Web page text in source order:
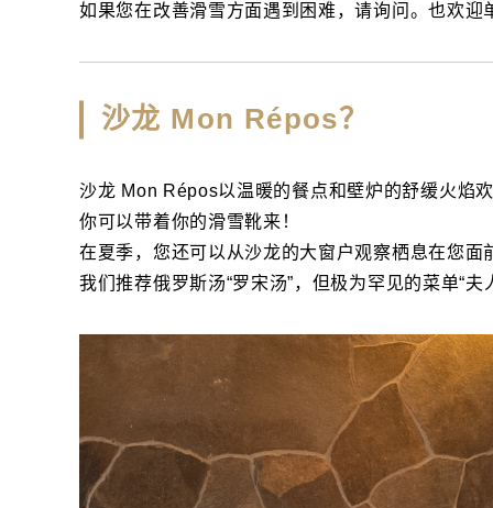
如果您在改善滑雪方面遇到困难，请询问。也欢迎
沙龙 Mon Répos？
沙龙 Mon Répos以温暖的餐点和壁炉的舒缓火焰
你可以带着你的滑雪靴来！
在夏季，您还可以从沙龙的大窗户观察栖息在您面
我们推荐俄罗斯汤“罗宋汤”，但极为罕见的菜单“夫